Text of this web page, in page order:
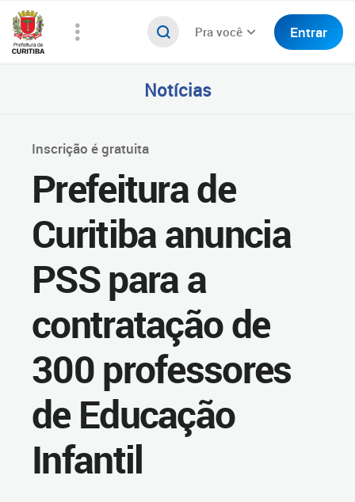
Pra você Entrar
Notícias
Inscrição é gratuita
Prefeitura de
Curitiba anuncia
PSS para a
contratação de
300 professores
de Educação
Infantil